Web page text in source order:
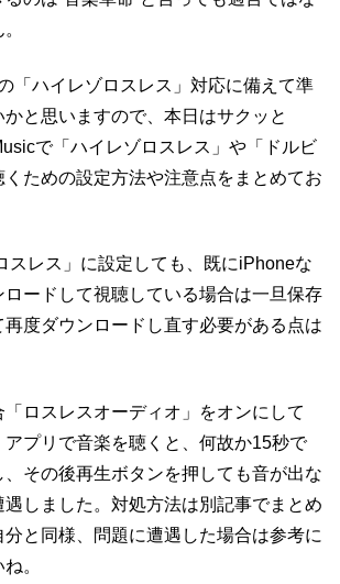
「ハイレゾロスレス」対応に備えて準
と思いますので、本日はサクッと
で「ハイレゾロスレス」や「ドルビ
ための設定方法や注意点をまとめてお
スレス」に設定しても、既にiPhoneな
ロードして視聴している場合は一旦保存
度ダウンロードし直す必要がある点は
「ロスレスオーディオ」をオンにして
アプリで音楽を聴くと、何故か15秒で
その後再生ボタンを押しても音が出な
遇しました。対処方法は別記事でまとめ
と同様、問題に遭遇した場合は参考に
。